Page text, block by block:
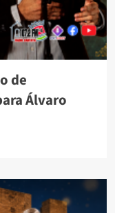
de
Álvaro